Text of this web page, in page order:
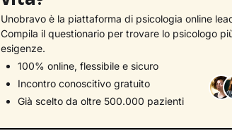
Unobravo è la piattaforma di psicologia online
Compila il questionario per trovare lo psicologo
esigenze.
100% online, flessibile e sicuro
Incontro conoscitivo gratuito
Già scelto da oltre 500.000 pazienti